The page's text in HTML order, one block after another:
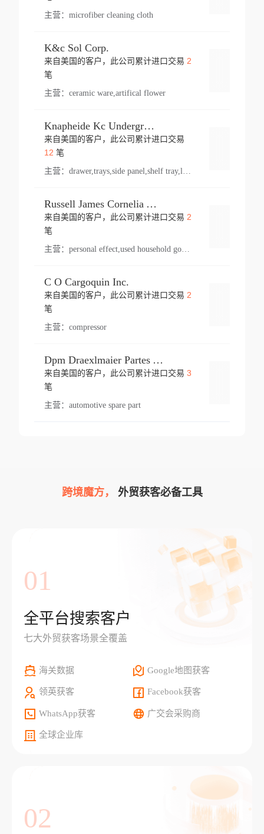
主营： microfiber cleaning cloth
K&c Sol Corp.
来自美国的客户，此公司累计进口交易 2
笔
主营： ceramic ware,artifical flower
Knapheide Kc Underground
来自美国的客户，此公司累计进口交易
12 笔
主营：
Russell James Cornelia Arlington Va
来自美国的客户，此公司累计进口交易 2
笔
主营： personal effect,used household goods
C O Cargoquin Inc.
来自美国的客户，此公司累计进口交易 2
笔
主营： compressor
Dpm Draexlmaier Partes Automotrices Corr Ind Huejotzingo
来自美国的客户，此公司累计进口交易 3
笔
主营： automotive spare part
跨境魔方， 外贸获客必备工具
01
全平台搜索客户
七大外贸获客场景全覆盖
海关数据 Google地图获客
领英获客 Facebook获客
WhatsApp获客 广交会采购商
全球企业库
02